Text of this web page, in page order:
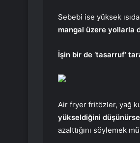
Sebebi ise yüksek
mangal üzere yollarla
İşin bir de ‘tasarruf’
Air fryer fritözler, yağ
yükseldiğini
azalttığını söylemek